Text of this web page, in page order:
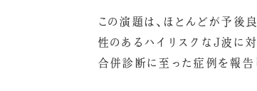
この演題は、ほとんどが予
性のあるハイリスクなJ波に
合併診断に至った症例を報告